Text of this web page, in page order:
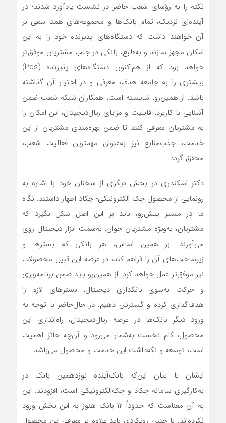
نکته را به رؤسای شعب حاضر در نشست یادآورد شدند؛ در
آینده‌ای نزدیک، تمام بانک‌ها و مجموعه‌های همتا سعی بر
آن خواهند داشت که دستگاه‌های پذیرنده خود را به این
امکان مجهز سازند و به‌طبع، بانکی در جلب مشتریان موفق‌تر
خواهد بود که از هم‌اکنون دستگاه‌های پذیرنده (Pos)
بیشتری را به جامعه هدف، معرفی و در اختیار آن گذاشته
باشد. از همین‌رو، شایسته است، همکاران شبکه شعب ضمن
آشنایی با کاربرد، قابلیت و مزایای ریال‌دیجیتال، این امکان را
به مشتریان معرفی کنند تا ضمن بهره‌مندی مشتریان از این
خدمت، جذب‌منابع نیز به‌عنوان مهمترین فعالیت شعب،
محقق گردد.
دکتر اسکندری در بخش دیگری از سخنان خود با اشاره به
رونمایی از محصول چک الکترونیکی- چکاد اظهار داشتند: نگاه
ما در مسیر پیش‌رو، باید بر این اصل شکل بگیرد که
مشتریان، به‌ویژه مشتریان جوان، به‌سمت ابزار دیجیتال روی
می‌آورند. بر همین اساس، هر بانکی که بسترها و
زیرساخت‌های آن را فراهم کند، در عرضه این قبیل محصولات
نیز موفق‌تر عمل خواهد کرد. از همین‌رو باید ضمن برنامه‌ریزی
و حرکت به‌سوی بانکداری دیجیتال، بسترهای لازم را
هدف‌‌گذاری کرده و گسترش دهیم. در حال‌حاضر با توجه به
ورود دیگر بانک‌ها در عرصه ریال‌دیجیتال، راه‌اندازی این
محصول، گام نخست به‌شمار می‌رود و آن‌چه حائز اهمیت
است، توسعه و نگه‌داشت این خدمت و محصول می‌باشد.
ایشان با بیان این‌که بانک‌آینده نوزدهمین بانک در
به‌کارگیری سامانه چکاد و چک‌الکترونیکی است، افزودند: این
به آن معناست که حدوداً ۱۲ بانک هنوز به این بخش ورود